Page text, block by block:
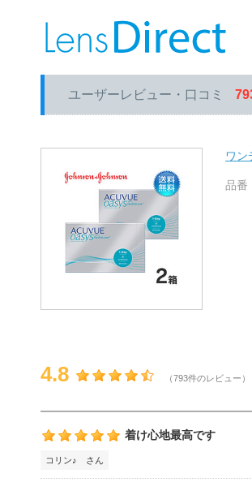
ユーザーレビュー・口コミ
ワ
品番
4.8 （793件のレビュー）
着け心地最高です
コリン♪ さん